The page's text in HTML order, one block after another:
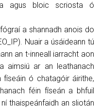
agus bloic scriosta ó
a shannadh anois do
Nuair a úsáideann tú
an t-inneall iarracht aon
aimsiú ar an leathanach
físeáin ó chatagóir áirithe,
féin físeán a bhfuil
thaispeánfaidh an sliotán